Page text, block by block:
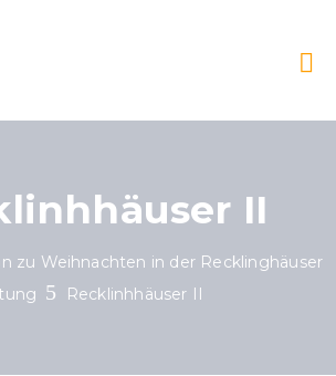
II
zu Weihnachten in der Recklinghäuser
Recklinhhäuser II